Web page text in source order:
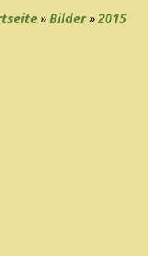
»Bilder»2015